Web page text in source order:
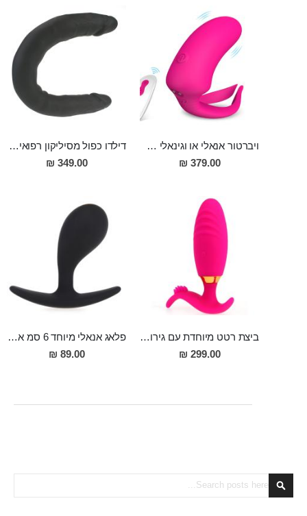
ויברטור אנאלי או וגינאלי מסיליקון רפואי עם עינוג חיצוני סופר מפנק לשימוש זוגי או לבד Hunting Sky
379.00 ₪
דילדו כפול מסיליקון רפואי 30 ס"מ של הנאה כפולה ברוחב של 3.5 ס"מ "Robur"
349.00 ₪
ביצת רטט מיוחדת עם גירוי חיצוני מסיליקון רפואי באורך 10 סמ ורוחב 3 סמ, המופעלת ע'' אפליקציה ROSE
299.00 ₪
פלאג אנאלי מיוחד 6 סמ אורך לעיסוי פרוסטטה למתחילים מסיליקון רפואי OPS
89.00 ₪
Search
Search